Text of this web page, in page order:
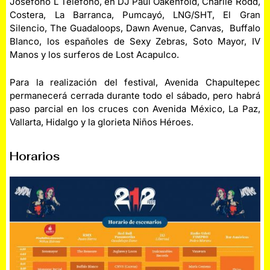
Costera, La Barranca, Pumcayó, LNG/SHT, El Gran
Silencio, The Guadaloops, Dawn Avenue, Canvas, Buffalo
Blanco, los españoles de Sexy Zebras, Soto Mayor, IV
Manos y los surferos de Lost Acapulco.
Para la realización del festival, Avenida Chapultepec
permanecerá cerrada durante todo el sábado, pero habrá
paso parcial en los cruces con Avenida México, La Paz,
Vallarta, Hidalgo y la glorieta Niños Héroes.
Horarios